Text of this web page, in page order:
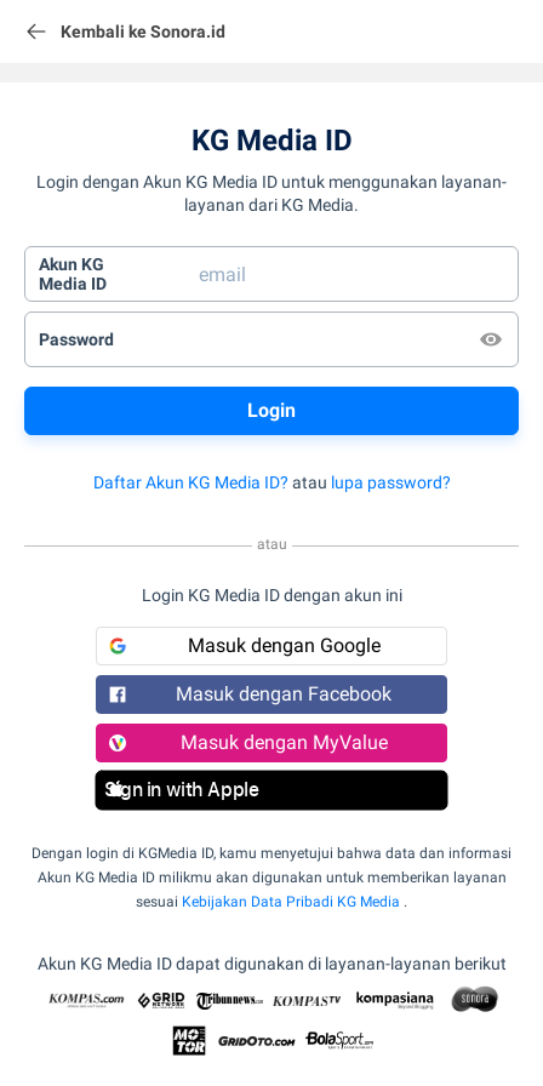
Kembali ke Sonora.id
KG Media ID
Login dengan Akun KG Media ID untuk menggunakan layanan-
layanan dari KG Media.
Akun KG
Media ID
Password
Daftar Akun KG Media ID? atau lupa password?
atau
Login KG Media ID dengan akun ini
Masuk dengan Google
Masuk dengan Facebook
Masuk dengan MyValue
Sign in with Apple
Dengan login di KGMedia ID, kamu menyetujui bahwa data dan informasi
Akun KG Media ID milikmu akan digunakan untuk memberikan layanan
sesuai Kebijakan Data Pribadi KG Media .
Akun KG Media ID dapat digunakan di layanan-layanan berikut